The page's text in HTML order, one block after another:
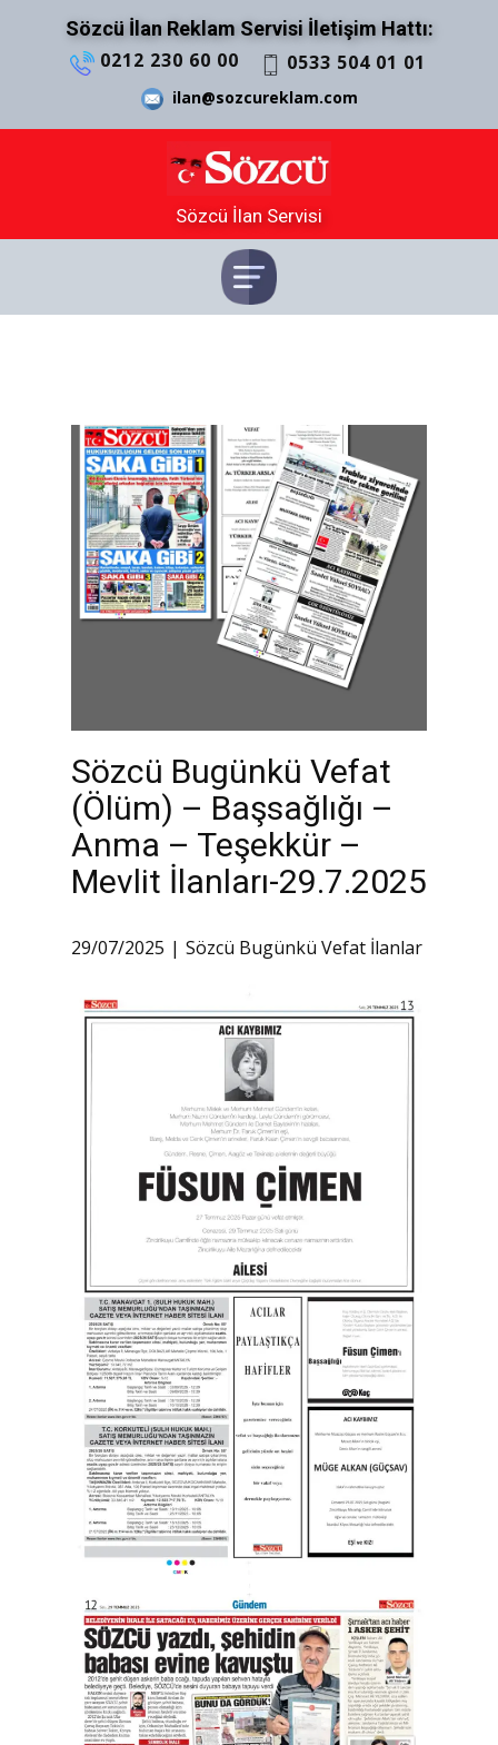
Sözcü İlan Reklam Servisi İletişim Hattı:
0212 230 60 00 0533 504 01 01
ilan@sozcureklam.com
Sözcü İlan Servisi
Sözcü Bugünkü Vefat
(Ölüm) – Başsağlığı –
Anma – Teşekkür –
Mevlit İlanları-29.7.2025
29/07/2025 Sözcü Bugünkü Vefat İlanlar